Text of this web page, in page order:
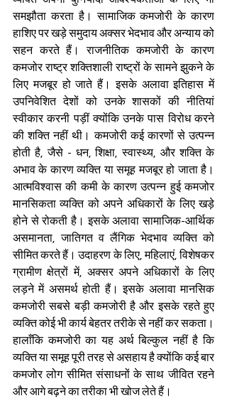
समझौता करता है। सामाजिक कमजोरी के कारण
हाशिए पर खड़े समुदाय अक्सर भेदभाव और अन्याय को
सहन करते हैं। राजनीतिक कमजोरी के कारण
कमजोर राष्ट्र शक्तिशाली राष्ट्रों के सामने झुकने के
लिए मजबूर हो जाते हैं। इसके अलावा इतिहास में
उपनिवेशित देशों को उनके शासकों की नीतियां
स्वीकार करनी पड़ीं क्योंकि उनके पास विरोध करने
की शक्ति नहीं थी। कमजोरी कई कारणों से उत्पन्न
होती है, जैसे - धन, शिक्षा, स्वास्थ्य, और शक्ति के
अभाव के कारण व्यक्ति या समूह मजबूर हो जाता है।
आत्मविश्वास की कमी के कारण उत्पन्न हुई कमजोर
मानसिकता व्यक्ति को अपने अधिकारों के लिए खड़े
होने से रोकती है। इसके अलावा सामाजिक-आर्थिक
असमानता, जातिगत व लैंगिक भेदभाव व्यक्ति को
सीमित करते हैं। उदाहरण के लिए, महिलाएं, विशेषकर
ग्रामीण क्षेत्रों में, अक्सर अपने अधिकारों के लिए
लड़ने में असमर्थ होती हैं। इसके अलावा मानसिक
कमजोरी सबसे बड़ी कमजोरी है और इसके रहते हुए
व्यक्ति कोई भी कार्य बेहतर तरीके से नहीं कर सकता।
हालाँकि कमजोरी का यह अर्थ बिल्कुल नहीं है कि
व्यक्ति या समूह पूरी तरह से असहाय है क्योंकि कई बार
कमजोर लोग सीमित संसाधनों के साथ जीवित रहने
और आगे बढ़ने का तरीका भी खोज लेते हैं।